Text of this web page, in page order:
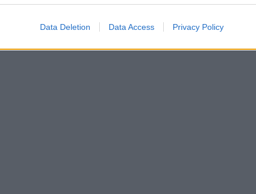
Data Deletion Data Access Privacy Policy